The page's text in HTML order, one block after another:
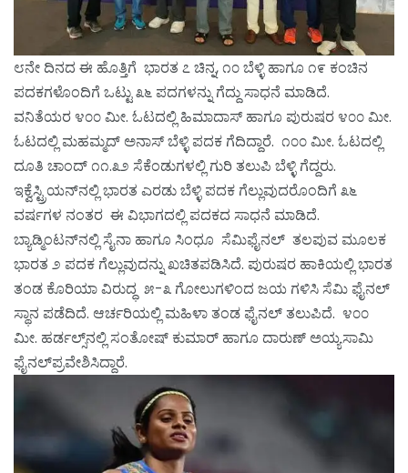
೮ನೇ ದಿನದ ಈ ಹೊತ್ತಿಗೆ ಭಾರತ ೭ ಚಿನ್ನ, ೧೦ ಬೆಳ್ಳಿ ಹಾಗೂ ೧೯ ಕಂಚಿನ
ಪದಕಗಳೊಂದಿಗೆ ಒಟ್ಟು ೩೬ ಪದಗಳನ್ನು ಗೆದ್ದು ಸಾಧನೆ ಮಾಡಿದೆ.
ವನಿತೆಯರ ೪೦೦ ಮೀ. ಓಟದಲ್ಲಿ ಹಿಮಾದಾಸ್ ಹಾಗೂ ಪುರುಷರ ೪೦೦ ಮೀ.
ಓಟದಲ್ಲಿ ಮಹಮ್ಮದ್ ಅನಾಸ್ ಬೆಳ್ಳಿ ಪದಕ ಗೆದಿದ್ದಾರೆ. ೧೦೦ ಮೀ. ಓಟದಲ್ಲಿ
ದೂತಿ ಚಾಂದ್ ೧೧.೩೨ ಸೆಕೆಂಡುಗಳಲ್ಲಿ ಗುರಿ ತಲುಪಿ ಬೆಳ್ಳಿ ಗೆದ್ದರು.
ಇಕ್ವೆಸ್ಟ್ರಿಯನ್‌ನಲ್ಲಿ ಭಾರತ ಎರಡು ಬೆಳ್ಳಿ ಪದಕ ಗೆಲ್ಲುವುದರೊಂದಿಗೆ ೩೬
ವರ್ಷಗಳ ನಂತರ ಈ ವಿಭಾಗದಲ್ಲಿ ಪದಕದ ಸಾಧನೆ ಮಾಡಿದೆ.
ಬ್ಯಾಡ್ಮಿಂಟನ್‌ನಲ್ಲಿ ಸೈನಾ ಹಾಗೂ ಸಿಂಧೂ ಸೆಮಿಫೈನಲ್ ತಲಪುವ ಮೂಲಕ
ಭಾರತ ೨ ಪದಕ ಗೆಲ್ಲುವುದನ್ನು ಖಚಿತಪಡಿಸಿದೆ. ಪುರುಷರ ಹಾಕಿಯಲ್ಲಿ ಭಾರತ
ತಂಡ ಕೊರಿಯಾ ವಿರುದ್ಧ ೫-೩ ಗೋಲುಗಳಿಂದ ಜಯ ಗಳಿಸಿ ಸೆಮಿ ಫೈನಲ್
ಸ್ಥಾನ ಪಡೆದಿದೆ. ಆರ್ಚರಿಯಲ್ಲಿ ಮಹಿಳಾ ತಂಡ ಫೈನಲ್ ತಲುಪಿದೆ. ೪೦೦
ಮೀ. ಹರ್ಡಲ್ಸ್‌ನಲ್ಲಿ ಸಂತೋಷ್ ಕುಮಾರ್ ಹಾಗೂ ದಾರುಣ್ ಅಯ್ಯಸಾಮಿ
ಫೈನಲ್‌ಪ್ರವೇಶಿಸಿದ್ದಾರೆ.